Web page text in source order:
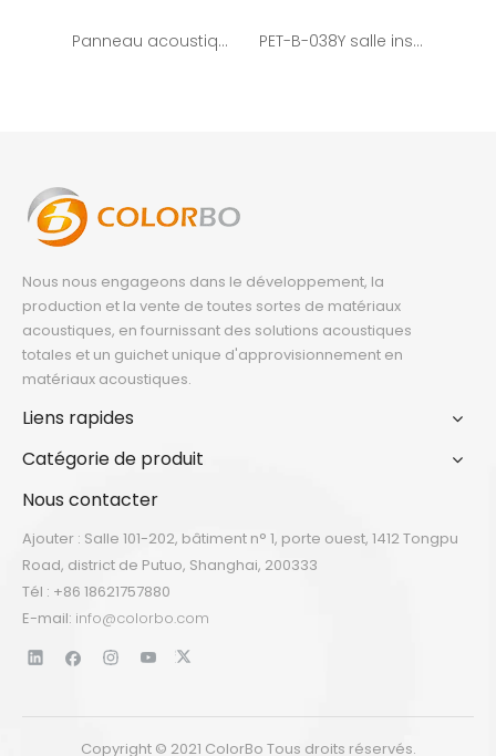
Panneau acoustique en fibre de polyester PET-B-003B 3D pour la décoration PET-B-038Y salle insonorisée utilisé des matériaux acoustiques du panneau 3D
Nous nous engageons dans le développement, la
production et la vente de toutes sortes de matériaux
acoustiques, en fournissant des solutions acoustiques
totales et un guichet unique d'approvisionnement en
matériaux acoustiques.
Liens rapides
Catégorie de produit
Nous contacter
Ajouter : Salle 101-202, bâtiment n° 1, porte ouest, 1412 Tongpu
Road, district de Putuo, Shanghai, 200333
Tél : +86 18621757880
E-mail: info@colorbo.com
Copyright © 2021 ColorBo Tous droits réservés.